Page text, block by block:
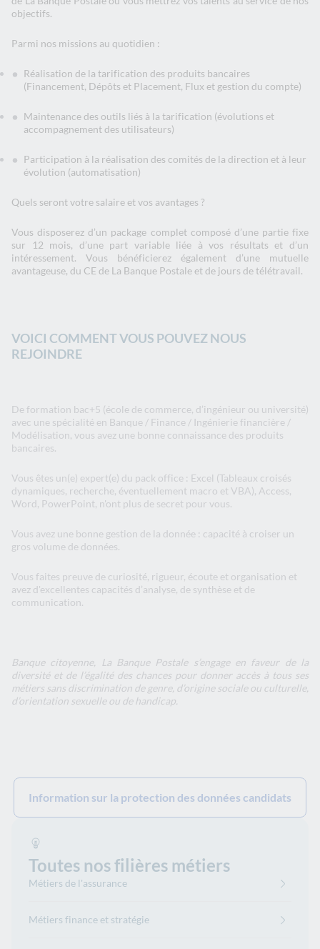
objectifs.
Parmi nos missions au quotidien :
Réalisation de la tarification des produits bancaires
(Financement, Dépôts et Placement, Flux et gestion du compte)
Maintenance des outils liés à la tarification (évolutions et
accompagnement des utilisateurs)
Participation à la réalisation des comités de la direction et à leur
évolution (automatisation)
Quels seront votre salaire et vos avantages ?
Vous disposerez d’un package complet composé d’une partie fixe
sur 12 mois, d’une part variable liée à vos résultats et d’un
intéressement. Vous bénéficierez également d’une mutuelle
avantageuse, du CE de La Banque Postale et de jours de télétravail.
VOICI COMMENT VOUS POUVEZ NOUS
REJOINDRE
De formation bac+5 (école de commerce, d’ingénieur ou université)
avec une spécialité en Banque / Finance / Ingénierie financière /
Modélisation, vous avez une bonne connaissance des produits
bancaires.
Vous êtes un(e) expert(e) du pack office : Excel (Tableaux croisés
dynamiques, recherche, éventuellement macro et VBA), Access,
Word, PowerPoint, n'ont plus de secret pour vous.
Vous avez une bonne gestion de la donnée : capacité à croiser un
gros volume de données.
Vous faites preuve de curiosité, rigueur, écoute et organisation et
avez d'excellentes capacités d’analyse, de synthèse et de
communication.
Banque citoyenne, La Banque Postale s’engage en faveur de la
diversité et de l’égalité des chances pour donner accès à tous ses
métiers sans discrimination de genre, d’origine sociale ou culturelle,
d’orientation sexuelle ou de handicap.
Information sur la protection des données candidats
Toutes nos filières métiers
Métiers de l'assurance
Métiers finance et stratégie